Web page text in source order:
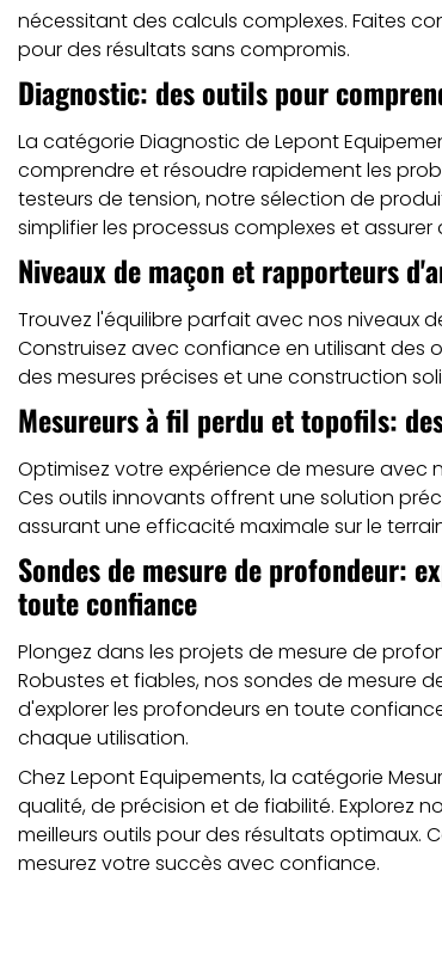
nécessitant des calculs complexes. Faites
pour des résultats sans compromis.
Diagnostic: des outils pour
La catégorie Diagnostic de Lepont
comprendre et résoudre rapidement les
testeurs de tension, notre sélection de
simplifier les processus complexes et
Niveaux de maçon et rapporteurs
Trouvez l'équilibre parfait avec nos niveaux
Construisez avec confiance en utilisant des
des mesures précises et une construction
Mesureurs à fil perdu et topofils:
Optimisez votre expérience de mesure avec
Ces outils innovants offrent une solution
assurant une efficacité maximale sur le
Sondes de mesure de profondeur:
toute confiance
Plongez dans les projets de mesure de
Robustes et fiables, nos sondes de mesure
d'explorer les profondeurs en toute
chaque utilisation.
Chez Lepont Equipements, la catégorie
qualité, de précision et de fiabilité. Explorez
meilleurs outils pour des résultats optimaux.
mesurez votre succès avec confiance.